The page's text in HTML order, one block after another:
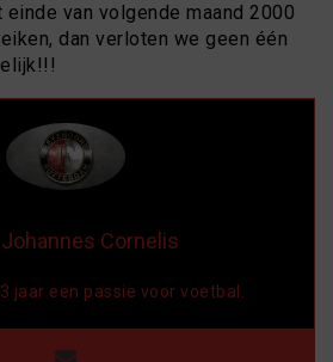
van volgende maand 2000
dan verloten we geen één
Cornelis
jaar een passie voor voetbal.